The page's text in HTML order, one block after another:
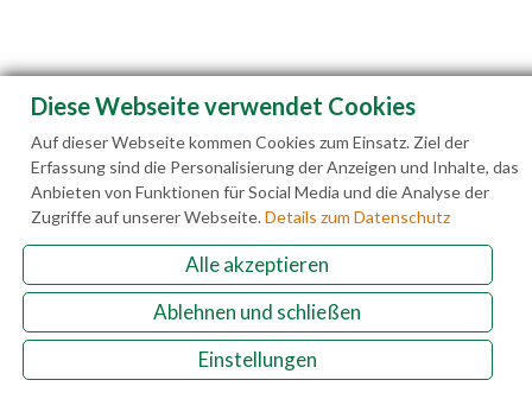
Familie Hedegger Lämmerhofweg 2 A-5522 St.
Martin a. Tgb.
+43(0)6463 7141
info@laemmerhof.at
www.laemmerhof.at
Datenschutz Impressum
Diese Webseite verwendet Cookies
Auf dieser Webseite kommen Cookies zum Einsatz. Ziel der
Erfassung sind die Personalisierung der Anzeigen und Inhalte, das
Anbieten von Funktionen für Social Media und die Analyse der
Zugriffe auf unserer Webseite.Details zum Datenschutz
Alle akzeptieren
Ablehnen und schließen
Einstellungen